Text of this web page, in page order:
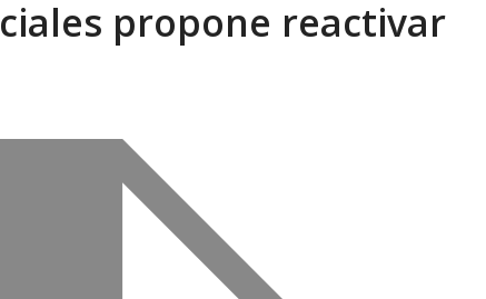
propone reactivar